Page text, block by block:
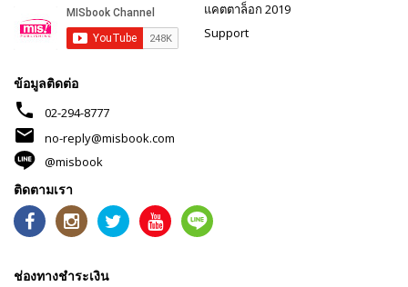
แคตตาล็อก 2019
Support
ข้อมูลติดต่อ
phone 02-294-8777
mail
no-reply@misbook.com
@misbook
ติดตามเรา
ช่องทางชำระเงิน